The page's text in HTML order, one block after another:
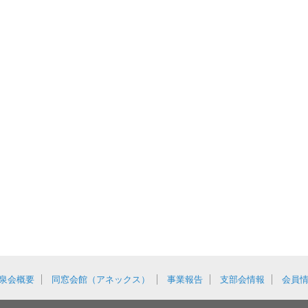
会概要 同窓会館（アネックス） 事業報告 支部会情報 会員